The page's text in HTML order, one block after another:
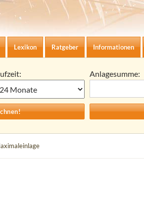
Lexikon Ratgeber Informationen
Anlagesumme: